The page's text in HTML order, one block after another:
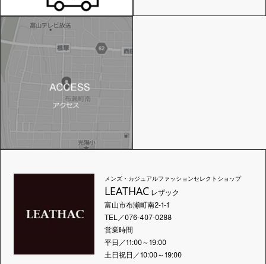
メンズ・カジュアルファッションセレクトショップ
LEATHACレザック
富山市布瀬町南2-1-1
TEL／076-407-0288
営業時間
平日／11:00～19:00
土日祝日／10:00～19:00